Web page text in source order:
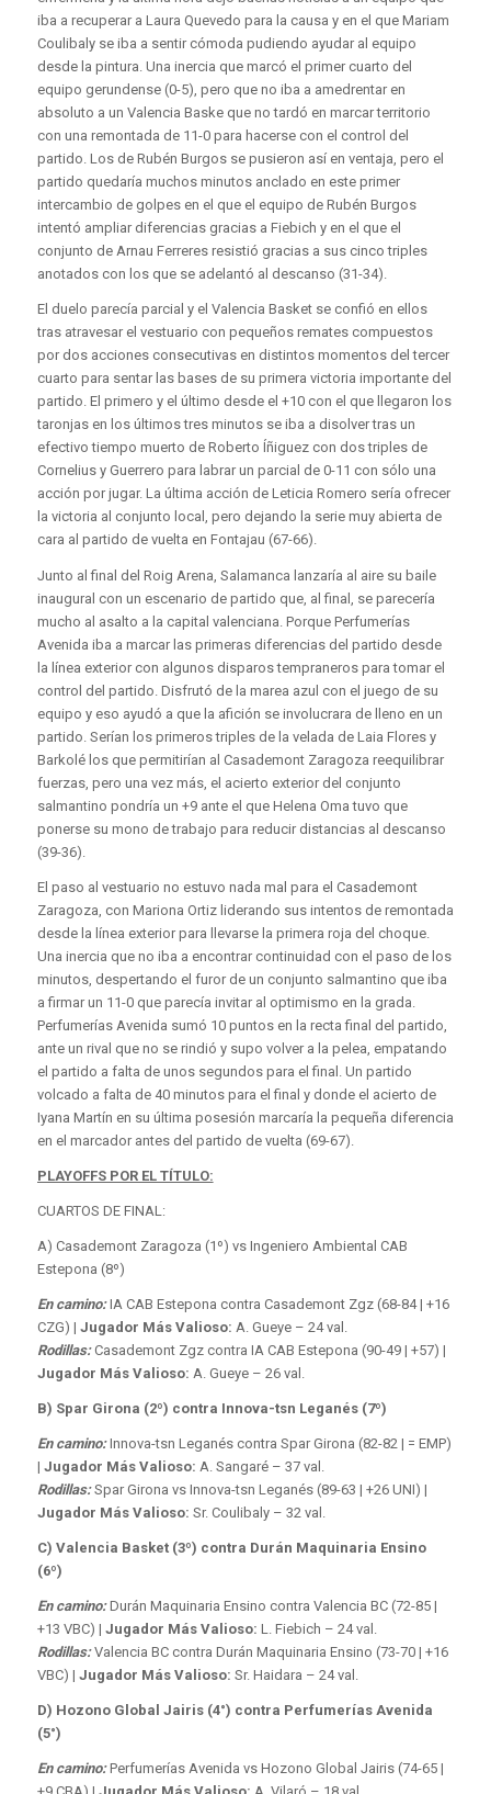
iba a recuperar a Laura Quevedo para la causa y en el que Mariam
Coulibaly se iba a sentir cómoda pudiendo ayudar al equipo
desde la pintura. Una inercia que marcó el primer cuarto del
equipo gerundense (0-5), pero que no iba a amedrentar en
absoluto a un Valencia Baske que no tardó en marcar territorio
con una remontada de 11-0 para hacerse con el control del
partido. Los de Rubén Burgos se pusieron así en ventaja, pero el
partido quedaría muchos minutos anclado en este primer
intercambio de golpes en el que el equipo de Rubén Burgos
intentó ampliar diferencias gracias a Fiebich y en el que el
conjunto de Arnau Ferreres resistió gracias a sus cinco triples
anotados con los que se adelantó al descanso (31-34).
El duelo parecía parcial y el Valencia Basket se confió en ellos
tras atravesar el vestuario con pequeños remates compuestos
por dos acciones consecutivas en distintos momentos del tercer
cuarto para sentar las bases de su primera victoria importante del
partido. El primero y el último desde el +10 con el que llegaron los
taronjas en los últimos tres minutos se iba a disolver tras un
efectivo tiempo muerto de Roberto Íñiguez con dos triples de
Cornelius y Guerrero para labrar un parcial de 0-11 con sólo una
acción por jugar. La última acción de Leticia Romero sería ofrecer
la victoria al conjunto local, pero dejando la serie muy abierta de
cara al partido de vuelta en Fontajau (67-66).
Junto al final del Roig Arena, Salamanca lanzaría al aire su baile
inaugural con un escenario de partido que, al final, se parecería
mucho al asalto a la capital valenciana. Porque Perfumerías
Avenida iba a marcar las primeras diferencias del partido desde
la línea exterior con algunos disparos tempraneros para tomar el
control del partido. Disfrutó de la marea azul con el juego de su
equipo y eso ayudó a que la afición se involucrara de lleno en un
partido. Serían los primeros triples de la velada de Laia Flores y
Barkolé los que permitirían al Casademont Zaragoza reequilibrar
fuerzas, pero una vez más, el acierto exterior del conjunto
salmantino pondría un +9 ante el que Helena Oma tuvo que
ponerse su mono de trabajo para reducir distancias al descanso
(39-36).
El paso al vestuario no estuvo nada mal para el Casademont
Zaragoza, con Mariona Ortiz liderando sus intentos de remontada
desde la línea exterior para llevarse la primera roja del choque.
Una inercia que no iba a encontrar continuidad con el paso de los
minutos, despertando el furor de un conjunto salmantino que iba
a firmar un 11-0 que parecía invitar al optimismo en la grada.
Perfumerías Avenida sumó 10 puntos en la recta final del partido,
ante un rival que no se rindió y supo volver a la pelea, empatando
el partido a falta de unos segundos para el final. Un partido
volcado a falta de 40 minutos para el final y donde el acierto de
Iyana Martín en su última posesión marcaría la pequeña diferencia
en el marcador antes del partido de vuelta (69-67).
PLAYOFFS POR EL TÍTULO:
CUARTOS DE FINAL:
A) Casademont Zaragoza (1º) vs Ingeniero Ambiental CAB
Estepona (8º)
En camino: IA CAB Estepona contra Casademont Zgz (68-84 | +16
CZG) | Jugador Más Valioso: A. Gueye – 24 val.
Rodillas:Casademont Zgz contra IA CAB Estepona (90-49 | +57) |
Jugador Más Valioso: A. Gueye – 26 val.
B) Spar Girona (2º) contra Innova-tsn Leganés (7º)
En camino: Innova-tsn Leganés contra Spar Girona (82-82 | = EMP)
| Jugador Más Valioso: A. Sangaré – 37 val.
Rodillas:Spar Girona vs Innova-tsn Leganés (89-63 | +26 UNI) |
Jugador Más Valioso: Sr. Coulibaly – 32 val.
C) Valencia Basket (3º) contra Durán Maquinaria Ensino
(6º)
En camino:Durán Maquinaria Ensino contra Valencia BC (72-85 |
+13 VBC) | Jugador Más Valioso: L. Fiebich – 24 val.
Rodillas: Valencia BC contra Durán Maquinaria Ensino (73-70 | +16
VBC) | Jugador Más Valioso: Sr. Haidara – 24 val.
D) Hozono Global Jairis (4°) contra Perfumerías Avenida
(5°)
En camino:Perfumerías Avenida vs Hozono Global Jairis (74-65 |